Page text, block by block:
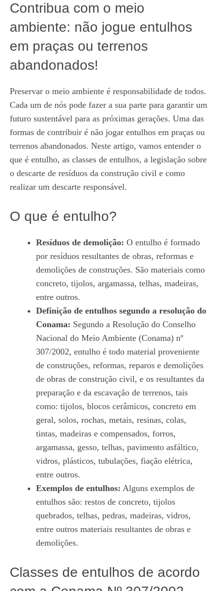
Contribua com o meio
ambiente: não jogue entulhos
em praças ou terrenos
abandonados!
Preservar o meio ambiente é responsabilidade de todos.
Cada um de nós pode fazer a sua parte para garantir um
futuro sustentável para as próximas gerações. Uma das
formas de contribuir é não jogar entulhos em praças ou
terrenos abandonados. Neste artigo, vamos entender o
que é entulho, as classes de entulhos, a legislação sobre
o descarte de resíduos da construção civil e como
realizar um descarte responsável.
O que é entulho?
Resíduos de demolição: O entulho é formado
por resíduos resultantes de obras, reformas e
demolições de construções. São materiais como
concreto, tijolos, argamassa, telhas, madeiras,
entre outros.
Definição de entulhos segundo a resolução do
Conama: Segundo a Resolução do Conselho
Nacional do Meio Ambiente (Conama) nº
307/2002, entulho é todo material proveniente
de construções, reformas, reparos e demolições
de obras de construção civil, e os resultantes da
preparação e da escavação de terrenos, tais
como: tijolos, blocos cerâmicos, concreto em
geral, solos, rochas, metais, resinas, colas,
tintas, madeiras e compensados, forros,
argamassa, gesso, telhas, pavimento asfáltico,
vidros, plásticos, tubulações, fiação elétrica,
entre outros.
Exemplos de entulhos: Alguns exemplos de
entulhos são: restos de concreto, tijolos
quebrados, telhas, pedras, madeiras, vidros,
entre outros materiais resultantes de obras e
demolições.
Classes de entulhos de acordo